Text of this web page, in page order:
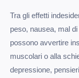
Tra gli effetti
peso, nausea, mal
possono avvertire
muscolari o alla
depressione,